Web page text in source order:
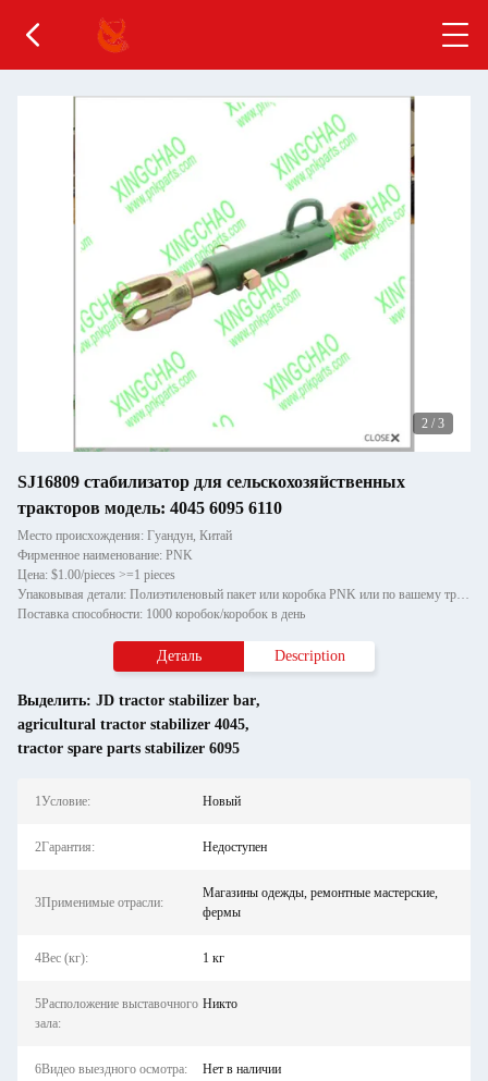
2 / 3
SJ16809 стабилизатор для сельскохозяйственных
тракторов модель: 4045 6095 6110
Место происхождения: Гуандун, Китай
Фирменное наименование: PNK
Цена: $1.00/pieces >=1 pieces
Упаковывая детали: Полиэтиленовый пакет или коробка PNK или по вашему требованию.
Поставка способности: 1000 коробок/коробок в день
Деталь Description
Выделить: JD tractor stabilizer bar,
agricultural tractor stabilizer 4045,
tractor spare parts stabilizer 6095
1Условие: Новый
2Гарантия: Недоступен
3Применимые отрасли:
Магазины одежды, ремонтные мастерские,
фермы
4Вес (кг): 1 кг
5Расположение выставочного
зала:
Никто
6Видео выездного осмотра: Нет в наличии